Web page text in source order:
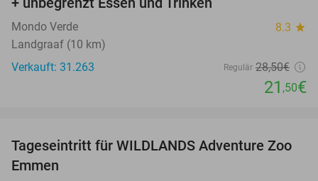
Mondo Verde 8.3 star
Landgraaf (10 km)
Verkauft: 31.263
Regulär 28,50€
21 ,50€
24%
Tageseintritt für WILDLANDS Adventure Zoo
Emmen